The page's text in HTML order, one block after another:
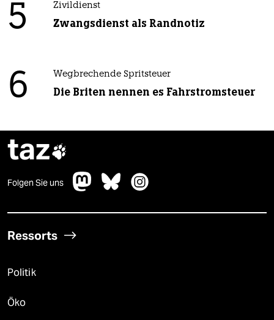
5 Zivildienst
Zwangsdienst als Randnotiz
6 Wegbrechende Spritsteuer
Die Briten nennen es Fahrstromsteuer
taz
Folgen Sie uns
Ressorts
Politik
Öko